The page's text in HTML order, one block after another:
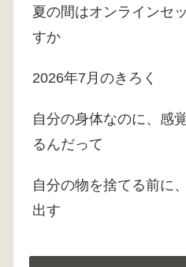
夏の間はオンラインセ
すか
2026年7月のきろく
自分の身体なのに、感
るんだって
自分の物を捨てる前に
出す